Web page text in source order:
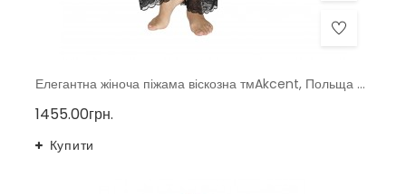
Елегантна жіноча піжама віскозна тмAkcent, Польща р. 50, 52
1455.00грн.
Купити